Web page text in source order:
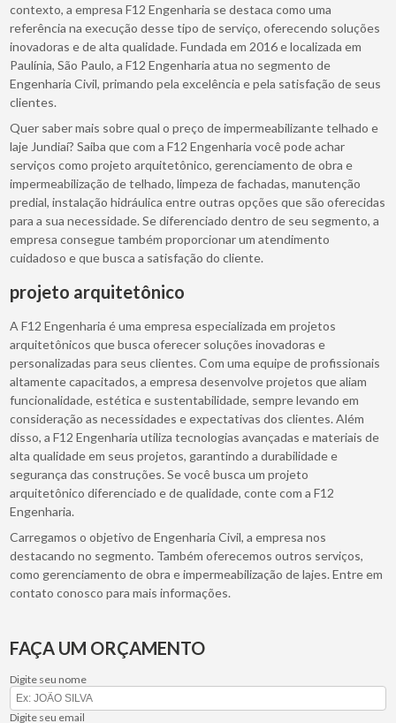
contexto, a empresa F12 Engenharia se destaca como uma
referência na execução desse tipo de serviço, oferecendo soluções
inovadoras e de alta qualidade. Fundada em 2016 e localizada em
Paulínia, São Paulo, a F12 Engenharia atua no segmento de
Engenharia Civil, primando pela excelência e pela satisfação de seus
clientes.
Quer saber mais sobre qual o preço de impermeabilizante telhado e
laje Jundiaí? Saiba que com a F12 Engenharia você pode achar
serviços como projeto arquitetônico, gerenciamento de obra e
impermeabilização de telhado, limpeza de fachadas, manutenção
predial, instalação hidráulica entre outras opções que são oferecidas
para a sua necessidade. Se diferenciado dentro de seu segmento, a
empresa consegue também proporcionar um atendimento
cuidadoso e que busca a satisfação do cliente.
projeto arquitetônico
A F12 Engenharia é uma empresa especializada em projetos
arquitetônicos que busca oferecer soluções inovadoras e
personalizadas para seus clientes. Com uma equipe de profissionais
altamente capacitados, a empresa desenvolve projetos que aliam
funcionalidade, estética e sustentabilidade, sempre levando em
consideração as necessidades e expectativas dos clientes. Além
disso, a F12 Engenharia utiliza tecnologias avançadas e materiais de
alta qualidade em seus projetos, garantindo a durabilidade e
segurança das construções. Se você busca um projeto
arquitetônico diferenciado e de qualidade, conte com a F12
Engenharia.
Carregamos o objetivo de Engenharia Civil, a empresa nos
destacando no segmento. Também oferecemos outros serviços,
como gerenciamento de obra e impermeabilização de lajes. Entre em
contato conosco para mais informações.
FAÇA UM ORÇAMENTO
Digite seu nome
Digite seu email